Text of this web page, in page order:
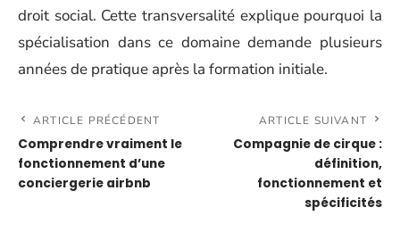
droit social. Cette transversalité explique pourquoi la
spécialisation dans ce domaine demande plusieurs
années de pratique après la formation initiale.
ARTICLE PRÉCÉDENT
Comprendre vraiment le
fonctionnement d’une
conciergerie airbnb
ARTICLE SUIVANT
Compagnie de cirque :
définition,
fonctionnement et
spécificités